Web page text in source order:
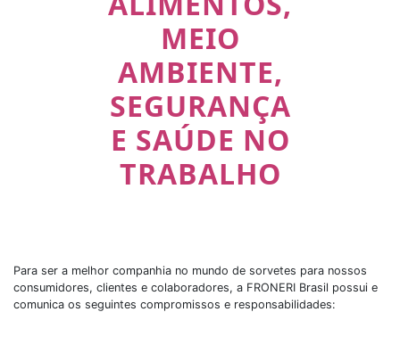
MEIO
AMBIENTE,
SEGURANÇA
E SAÚDE NO
TRABALHO
Para ser a melhor companhia no mundo de sorvetes para nossos
consumidores, clientes e colaboradores, a FRONERI Brasil possui e
comunica os seguintes compromissos e responsabilidades: